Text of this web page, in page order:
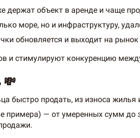
держат объект в аренде и чаще
море, но и инфраструктуру,
обновляется и выходит на
и стимулируют конкуренцию
💸
быстро продать, из износа жилья
примера) — от умеренных сумм